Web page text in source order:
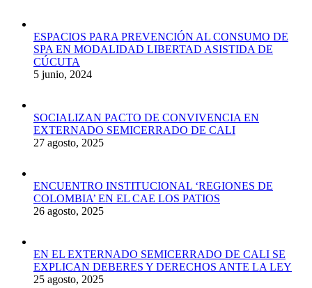
ESPACIOS PARA PREVENCIÓN AL CONSUMO DE
SPA EN MODALIDAD LIBERTAD ASISTIDA DE
CÚCUTA
5 junio, 2024
SOCIALIZAN PACTO DE CONVIVENCIA EN
EXTERNADO SEMICERRADO DE CALI
27 agosto, 2025
ENCUENTRO INSTITUCIONAL ‘REGIONES DE
COLOMBIA’ EN EL CAE LOS PATIOS
26 agosto, 2025
EN EL EXTERNADO SEMICERRADO DE CALI SE
EXPLICAN DEBERES Y DERECHOS ANTE LA LEY
25 agosto, 2025